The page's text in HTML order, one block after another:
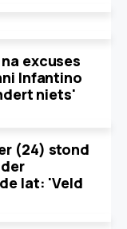
excuses
Infantino
niets'
(24) stond
lat: 'Veld